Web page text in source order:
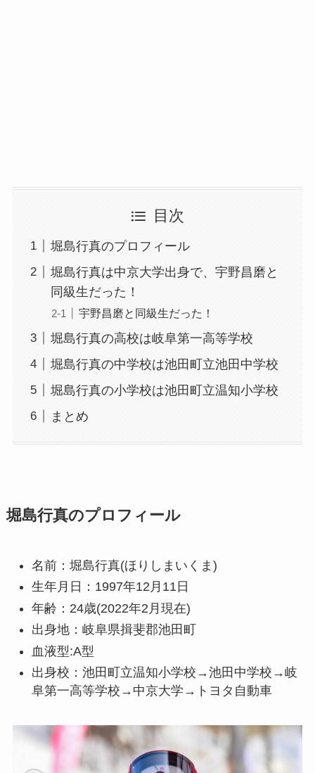
目次
堀島行真のプロフィール
堀島行真は中京大学出身で、宇野昌磨と
同級生だった！
宇野昌磨と同級生だった！
堀島行真の高校は岐阜第一高等学校
堀島行真の中学校は池田町立池田中学校
堀島行真の小学校は池田町立温知小学校
まとめ
堀島行真のプロフィール
名前：堀島行真(ほりしまいくま)
生年月日：1997年12月11日
年齢：24歳(2022年2月現在)
出身地：岐阜県揖斐郡池田町
血液型:A型
出身校：池田町立温知小学校→池田中学校→岐
阜第一高等学校→中京大学→トヨタ自動車